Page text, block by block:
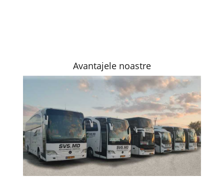
Avantajele noastre